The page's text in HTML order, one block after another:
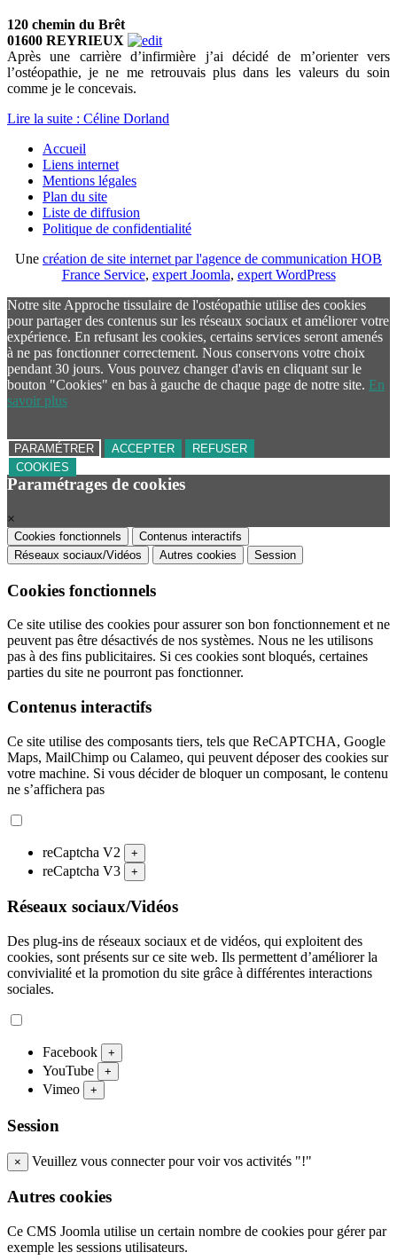
120 chemin du Brêt
01600 REYRIEUX
Après une carrière d’infirmière j’ai décidé de m’orienter vers
l’ostéopathie, je ne me retrouvais plus dans les valeurs du soin
comme je le concevais.
Lire la suite : Céline Dorland
Accueil
Liens internet
Mentions légales
Plan du site
Liste de diffusion
Politique de confidentialité
Une création de site internet par l'agence de communication HOB
France Service, expert Joomla, expert WordPress
Notre site Approche tissulaire de l'ostéopathie utilise des cookies
pour partager des contenus sur les réseaux sociaux et améliorer votre
expérience. En refusant les cookies, certains services seront amenés
à ne pas fonctionner correctement. Nous conservons votre choix
pendant 30 jours. Vous pouvez changer d'avis en cliquant sur le
bouton "Cookies" en bas à gauche de chaque page de notre site. En
savoir plus
PARAMÉTRER ACCEPTER
REFUSER
COOKIES
Paramétrages de cookies
×
Cookies fonctionnels
Contenus interactifs
Réseaux sociaux/Vidéos
Autres cookies Session
Cookies fonctionnels
Ce site utilise des cookies pour assurer son bon fonctionnement et ne
peuvent pas être désactivés de nos systèmes. Nous ne les utilisons
pas à des fins publicitaires. Si ces cookies sont bloqués, certaines
parties du site ne pourront pas fonctionner.
Contenus interactifs
Ce site utilise des composants tiers, tels que ReCAPTCHA, Google
Maps, MailChimp ou Calameo, qui peuvent déposer des cookies sur
votre machine. Si vous décider de bloquer un composant, le contenu
ne s’affichera pas
reCaptcha V2 +
reCaptcha V3 +
Réseaux sociaux/Vidéos
Des plug-ins de réseaux sociaux et de vidéos, qui exploitent des
cookies, sont présents sur ce site web. Ils permettent d’améliorer la
convivialité et la promotion du site grâce à différentes interactions
sociales.
Facebook +
YouTube +
Vimeo +
Session
× Veuillez vous connecter pour voir vos activités "!"
Autres cookies
Ce CMS Joomla utilise un certain nombre de cookies pour gérer par
exemple les sessions utilisateurs.